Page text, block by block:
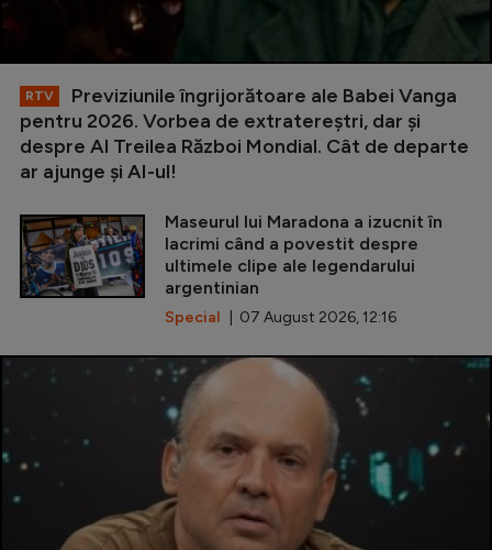
RTV
Previziunile îngrijorătoare ale Babei Vanga
pentru 2026. Vorbea de extratereștri, dar și
despre Al Treilea Război Mondial. Cât de departe
ar ajunge și AI-ul!
Maseurul lui Maradona a izucnit în
lacrimi când a povestit despre
ultimele clipe ale legendarului
argentinian
Special | 07 August 2026, 12:16